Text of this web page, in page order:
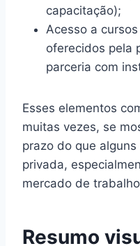
capacitação);
Acesso a
oferecidos pela
parceria com
Esses elementos
muitas vezes, se
prazo do que
privada,
mercado de
Resumo